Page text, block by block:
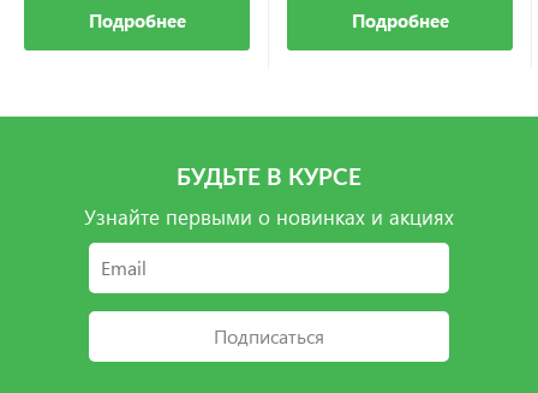
Подробнее Подробнее
БУДЬТЕ В КУРСЕ
Узнайте первыми о новинках и акциях
Подписаться